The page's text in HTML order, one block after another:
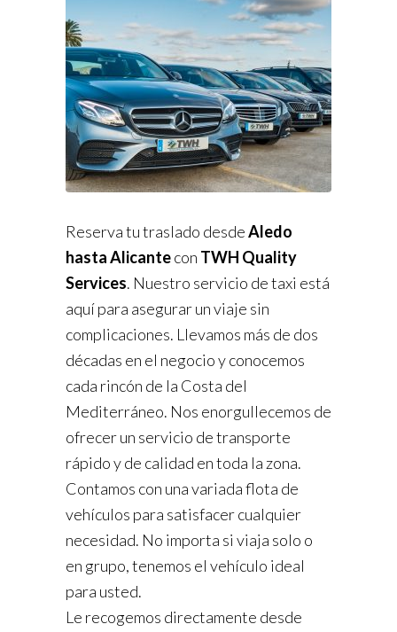
Reserva tu traslado desdeAledo
hasta Alicantecon TWH Quality
Services. Nuestro servicio de taxi está
aquí para asegurar un viaje sin
complicaciones. Llevamos más de dos
décadas en el negocio y conocemos
cada rincón de la Costa del
Mediterráneo. Nos enorgullecemos de
ofrecer un servicio de transporte
rápido y de calidad en toda la zona.
Contamos con una variada flota de
vehículos para satisfacer cualquier
necesidad. No importa si viaja solo o
en grupo, tenemos el vehículo ideal
para usted.
Le recogemos directamente desde